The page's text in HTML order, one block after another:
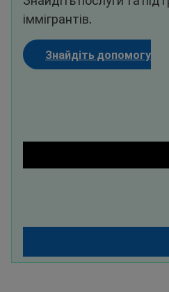
іммігрантів.
Знайдіть допомогу